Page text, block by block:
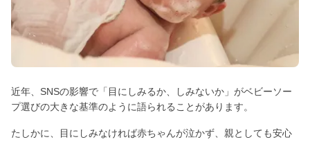
近年、SNSの影響で「目にしみるか、しみないか」がベビーソー
プ選びの大きな基準のように語られることがあります。
たしかに、目にしみなければ赤ちゃんが泣かず、親としても安心